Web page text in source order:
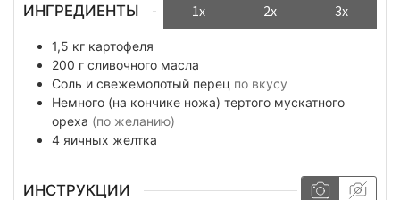
ИНГРЕДИЕНТЫ 1x 2x 3x
1,5 кг картофеля
200 г сливочного масла
Соль и свежемолотый перец по вкусу
Немного (на кончике ножа) тертого мускатного
ореха (по желанию)
4 яичных желтка
ИНСТРУКЦИИ